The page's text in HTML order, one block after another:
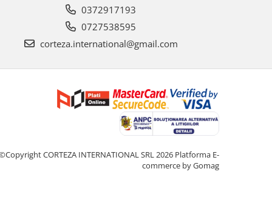
0372917193
0727538595
corteza.international@gmail.com
CORTEZA INTERNATIONAL SRL 2026 Platforma E-
commerce by Gomag